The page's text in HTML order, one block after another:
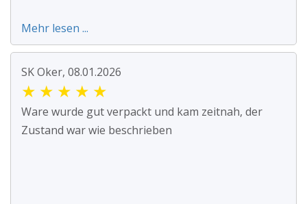
Mehr lesen ...
SK Oker, 08.01.2026
★ ★ ★ ★ ★
Ware wurde gut verpackt und kam zeitnah, der
Zustand war wie beschrieben